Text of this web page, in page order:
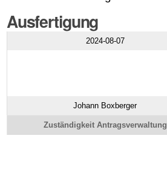
Ausfertigung
2024-08-07
Johann Boxberger
Zuständigkeit Antragsverwaltung